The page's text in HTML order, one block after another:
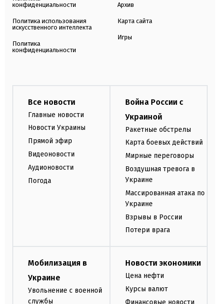
конфиденциальности
Политика использования
искусственного интеллекта
Политика
конфиденциальности
Архив
Карта сайта
Игры
Все новости
Главные новости
Новости Украины
Прямой эфир
Видеоновости
Аудионовости
Погода
Война России с
Украиной
Ракетные обстрелы
Карта боевых действий
Мирные переговоры
Воздушная тревога в
Украине
Массированная атака по
Украине
Взрывы в России
Потери врага
Мобилизация в
Украине
Увольнение с военной
службы
Новости экономики
Цена нефти
Курсы валют
Финансовые новости